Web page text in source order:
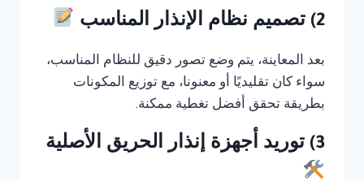
2) تصميم نظام الإنذار المناسب
بعد المعاينة، يتم وضع تصور دقيق للنظام المناسب،
سواء كان تقليديًا أو معنونا، مع توزيع المكونات
بطريقة تحقق أفضل تغطية ممكنة.
3) توريد أجهزة إنذار الحريق الأصلية